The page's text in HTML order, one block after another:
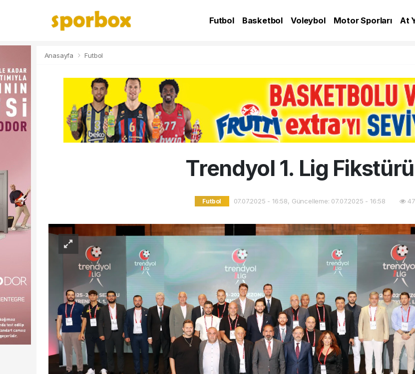
Futbol Basketbol Voleybol Motor Sporları At
Anasayfa Futbol
Trendyol 1. Lig
Futbol 07.07.2025 - 16:58, Güncelleme: 07.07.2025 - 16:58